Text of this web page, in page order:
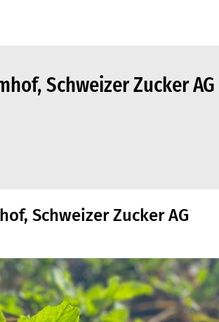
Schweizer Zucker AG
Schweizer Zucker AG